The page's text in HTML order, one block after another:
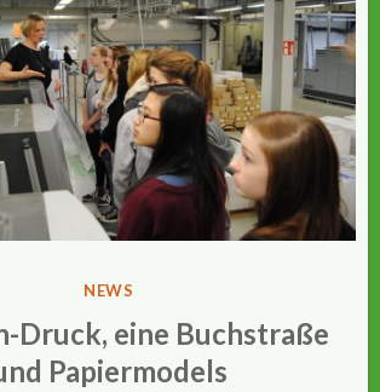
VERÖFFENTLICHT
IN
NEWS
Druck, eine Buchstraße
Papiermodels